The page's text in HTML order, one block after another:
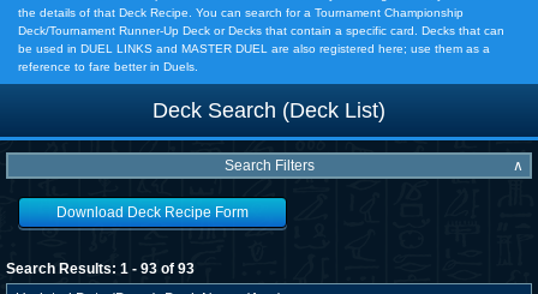
the details of that Deck Recipe. You can search for a Tournament Championship
Deck/Tournament Runner-Up Deck or Decks that contain a specific card. Decks that can
be used in DUEL LINKS and MASTER DUEL are also registered here; use them as a
reference to fare better in Duels.
Deck Search (Deck List)
Search Filters ∧
Download Deck Recipe Form
Search Results: 1 - 93 of 93